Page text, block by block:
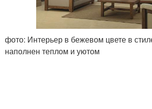
фото: Интерьер в бежевом цвете в
наполнен теплом и уютом